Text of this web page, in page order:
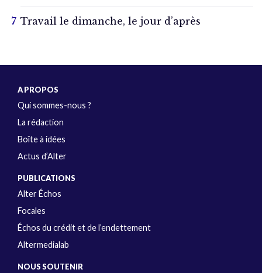
Travail le dimanche, le jour d’après
A PROPOS
Qui sommes-nous ?
La rédaction
Boîte à idées
Actus d’Alter
PUBLICATIONS
Alter Échos
Focales
Échos du crédit et de l’endettement
Altermedialab
NOUS SOUTENIR